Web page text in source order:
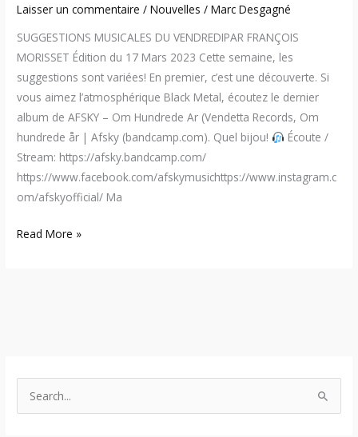
Laisser un commentaire /Nouvelles /Marc Desgagné
SUGGESTIONS MUSICALES DU VENDREDIPAR FRANÇOIS
MORISSET Édition du 17 Mars 2023 Cette semaine, les
suggestions sont variées! En premier, c’est une découverte. Si
vous aimez l’atmosphérique Black Metal, écoutez le dernier
album de AFSKY – Om Hundrede Ar (Vendetta Records, Om
hundrede år | Afsky (bandcamp.com). Quel bijou!
Écoute /
Stream: https://afsky.bandcamp.com/
https://www.facebook.com/afskymusichttps://www.instagram.c
om/afskyofficial/ Ma
Read More »